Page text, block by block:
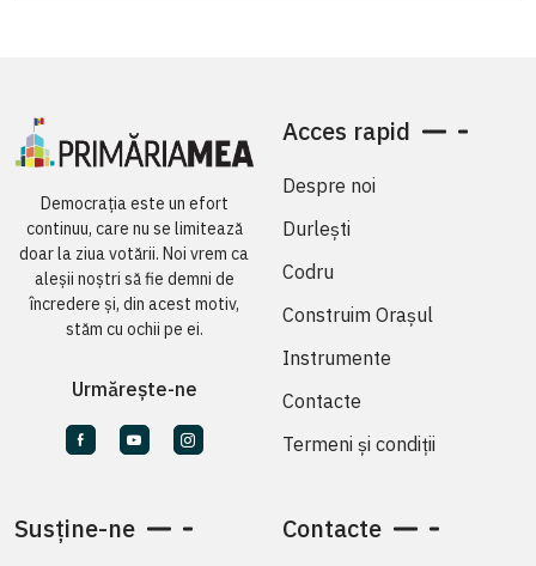
Democrația este un efort
continuu, care nu se limitează
doar la ziua votării. Noi vrem ca
aleșii noștri să fie demni de
încredere și, din acest motiv,
stăm cu ochii pe ei.
Urmărește-ne
Acces rapid
Despre noi
Durlești
Codru
Construim Orașul
Instrumente
Contacte
Termeni și condiții
Susține-ne Contacte